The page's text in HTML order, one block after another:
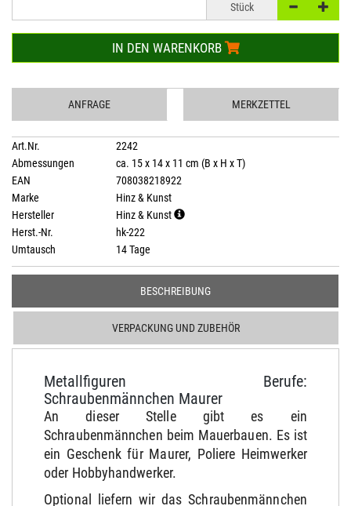
Stück
IN DEN WARENKORB
ANFRAGE MERKZETTEL
Art.Nr.
2242
Abmessungen
ca. 15 x 14 x 11 cm (B x H x T)
EAN
708038218922
Marke
Hinz & Kunst
Hersteller
Hinz & Kunst
Herst.-Nr.
hk-222
Umtausch
14 Tage
BESCHREIBUNG
VERPACKUNG UND ZUBEHÖR
Metallfiguren Berufe:
Schraubenmännchen Maurer
An dieser Stelle gibt es ein
Schraubenmännchen beim Mauerbauen. Es ist
ein Geschenk für Maurer, Poliere Heimwerker
oder Hobbyhandwerker.
Optional liefern wir das Schraubenmännchen